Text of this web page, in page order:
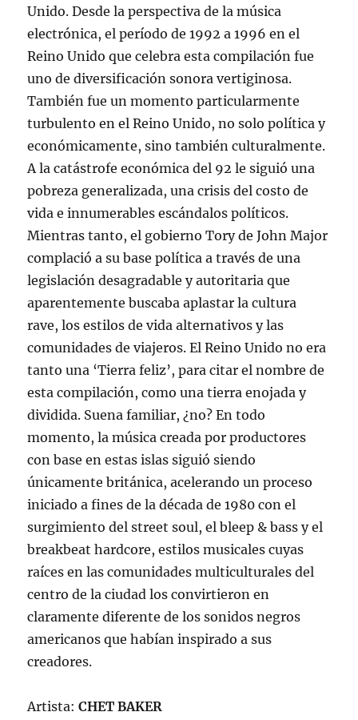
Unido. Desde la perspectiva de la música
electrónica, el período de 1992 a 1996 en el
Reino Unido que celebra esta compilación fue
uno de diversificación sonora vertiginosa.
También fue un momento particularmente
turbulento en el Reino Unido, no solo política y
económicamente, sino también culturalmente.
A la catástrofe económica del 92 le siguió una
pobreza generalizada, una crisis del costo de
vida e innumerables escándalos políticos.
Mientras tanto, el gobierno Tory de John Major
complació a su base política a través de una
legislación desagradable y autoritaria que
aparentemente buscaba aplastar la cultura
rave, los estilos de vida alternativos y las
comunidades de viajeros. El Reino Unido no era
tanto una ‘Tierra feliz’, para citar el nombre de
esta compilación, como una tierra enojada y
dividida. Suena familiar, ¿no? En todo
momento, la música creada por productores
con base en estas islas siguió siendo
únicamente británica, acelerando un proceso
iniciado a fines de la década de 1980 con el
surgimiento del street soul, el bleep & bass y el
breakbeat hardcore, estilos musicales cuyas
raíces en las comunidades multiculturales del
centro de la ciudad los convirtieron en
claramente diferente de los sonidos negros
americanos que habían inspirado a sus
creadores.
Artista:CHET BAKER